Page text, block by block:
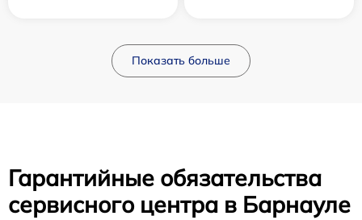
Показать больше
Гарантийные обязательства
сервисного центра в Барнауле